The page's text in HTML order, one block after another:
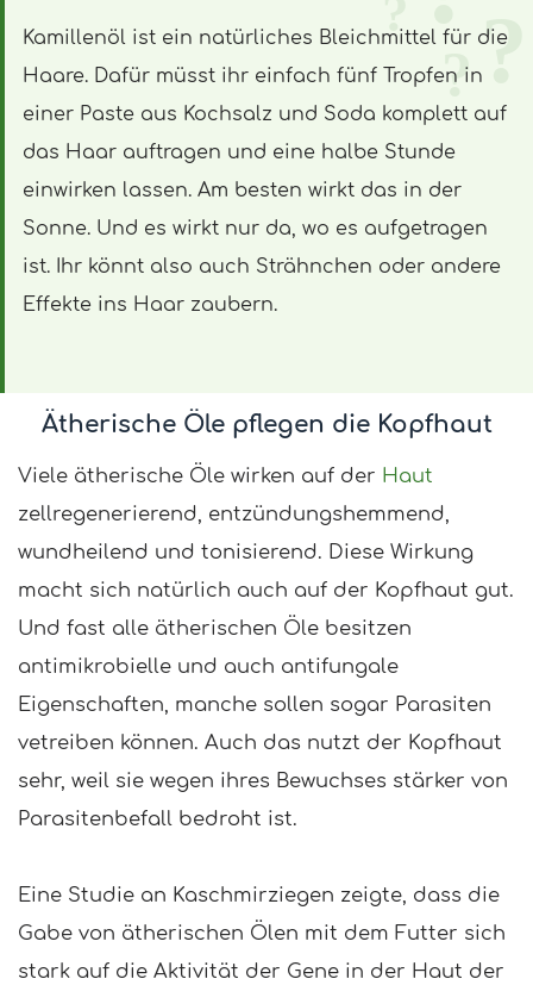
Kamillenöl ist ein natürliches Bleichmittel für die
Haare. Dafür müsst ihr einfach fünf Tropfen in
einer Paste aus Kochsalz und Soda komplett auf
das Haar auftragen und eine halbe Stunde
einwirken lassen. Am besten wirkt das in der
Sonne. Und es wirkt nur da, wo es aufgetragen
ist. Ihr könnt also auch Strähnchen oder andere
Effekte ins Haar zaubern.
Ätherische Öle pflegen die Kopfhaut
Viele ätherische Öle wirken auf der Haut
zellregenerierend, entzündungshemmend,
wundheilend und tonisierend. Diese Wirkung
macht sich natürlich auch auf der Kopfhaut gut.
Und fast alle ätherischen Öle besitzen
antimikrobielle und auch antifungale
Eigenschaften, manche sollen sogar Parasiten
vetreiben können. Auch das nutzt der Kopfhaut
sehr, weil sie wegen ihres Bewuchses stärker von
Parasitenbefall bedroht ist.
Eine Studie an Kaschmirziegen zeigte, dass die
Gabe von ätherischen Ölen mit dem Futter sich
stark auf die Aktivität der Gene in der Haut der